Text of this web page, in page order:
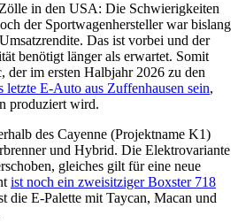
in den USA: Die Schwierigkeiten
der Sportwagenhersteller war bislang
Das ist vorbei und der
benötigt länger als erwartet. Somit
der im ersten Halbjahr 2026 zu den
letzte E-Auto aus Zuffenhausen sein,
produziert wird.
des Cayenne (Projektname K1)
und Hybrid. Die Elektrovariante
gleiches gilt für eine neue
ist noch ein zweisitziger Boxster 718
die E-Palette mit Taycan, Macan und